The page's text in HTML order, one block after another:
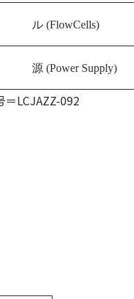
(FlowCells)
(Power Supply)
LCJAZZ-092